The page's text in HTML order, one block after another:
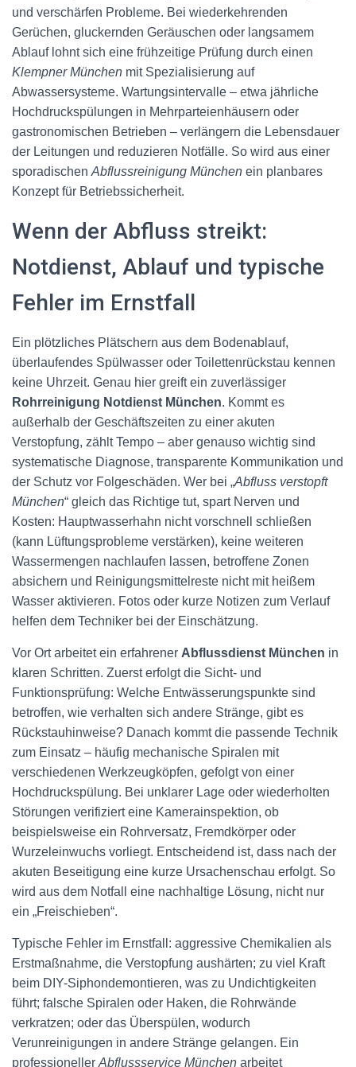
und verschärfen Probleme. Bei wiederkehrenden
Gerüchen, gluckernden Geräuschen oder langsamem
Ablauf lohnt sich eine frühzeitige Prüfung durch einen
Klempner München mit Spezialisierung auf
Abwassersysteme. Wartungsintervalle – etwa jährliche
Hochdruckspülungen in Mehrparteienhäusern oder
gastronomischen Betrieben – verlängern die Lebensdauer
der Leitungen und reduzieren Notfälle. So wird aus einer
sporadischen Abflussreinigung München ein planbares
Konzept für Betriebssicherheit.
Wenn der Abfluss streikt:
Notdienst, Ablauf und typische
Fehler im Ernstfall
Ein plötzliches Plätschern aus dem Bodenablauf,
überlaufendes Spülwasser oder Toilettenrückstau kennen
keine Uhrzeit. Genau hier greift ein zuverlässiger
Rohrreinigung Notdienst München. Kommt es
außerhalb der Geschäftszeiten zu einer akuten
Verstopfung, zählt Tempo – aber genauso wichtig sind
systematische Diagnose, transparente Kommunikation und
der Schutz vor Folgeschäden. Wer bei „Abfluss verstopft
München“ gleich das Richtige tut, spart Nerven und
Kosten: Hauptwasserhahn nicht vorschnell schließen
(kann Lüftungsprobleme verstärken), keine weiteren
Wassermengen nachlaufen lassen, betroffene Zonen
absichern und Reinigungsmittelreste nicht mit heißem
Wasser aktivieren. Fotos oder kurze Notizen zum Verlauf
helfen dem Techniker bei der Einschätzung.
Vor Ort arbeitet ein erfahrener Abflussdienst München in
klaren Schritten. Zuerst erfolgt die Sicht- und
Funktionsprüfung: Welche Entwässerungspunkte sind
betroffen, wie verhalten sich andere Stränge, gibt es
Rückstauhinweise? Danach kommt die passende Technik
zum Einsatz – häufig mechanische Spiralen mit
verschiedenen Werkzeugköpfen, gefolgt von einer
Hochdruckspülung. Bei unklarer Lage oder wiederholten
Störungen verifiziert eine Kamerainspektion, ob
beispielsweise ein Rohrversatz, Fremdkörper oder
Wurzeleinwuchs vorliegt. Entscheidend ist, dass nach der
akuten Beseitigung eine kurze Ursachenschau erfolgt. So
wird aus dem Notfall eine nachhaltige Lösung, nicht nur
ein „Freischieben“.
Typische Fehler im Ernstfall: aggressive Chemikalien als
Erstmaßnahme, die Verstopfung aushärten; zu viel Kraft
beim DIY-Siphondemontieren, was zu Undichtigkeiten
führt; falsche Spiralen oder Haken, die Rohrwände
verkratzen; oder das Überspülen, wodurch
Verunreinigungen in andere Stränge gelangen. Ein
professioneller Abflussservice München arbeitet